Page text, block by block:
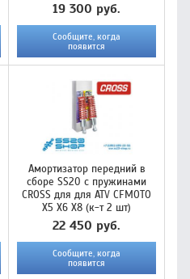
19 300 руб.
Сообщите, когда
появится
Амортизатор передний в
сборе SS20 с пружинами
CROSS для для ATV CFMOTO
X5 X6 X8 (к-т 2 шт)
22 450 руб.
Сообщите, когда
появится